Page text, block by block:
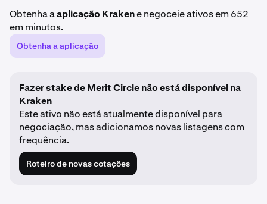
Obtenha aaplicação Krakene negoceie ativos em 652
em minutos.
Obtenha a aplicação
Fazer stake de Merit Circle não está disponível na
Kraken
Este ativo não está atualmente disponível para
negociação, mas adicionamos novas listagens com
frequência.
Roteiro de novas cotações